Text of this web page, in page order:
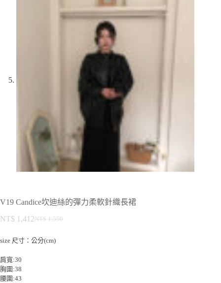
V19 Candice坎迪絲的彈力柔軟針織長裙
NT$ 1,550
NT$ 1,412
size 尺寸：公分(cm)
肩寬:30
胸圍:38
腰圍:43